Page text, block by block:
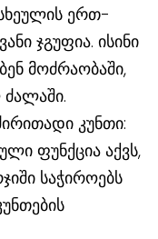
ერთ-
ჯგუფია. ისინი
მოძრაობაში,
კუნთი:
ფუნქცია აქვს,
საჭიროებს